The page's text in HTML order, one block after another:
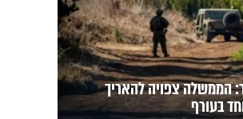
הממשלה צפויה להאריך
בעורף